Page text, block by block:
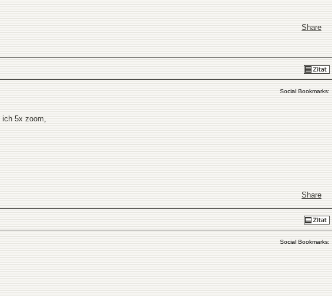
Share
Social Bookmarks:
ich 5x zoom,
Share
Social Bookmarks: